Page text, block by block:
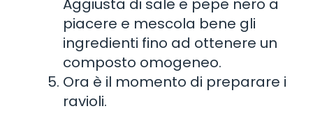
Aggiusta di sale e pepe nero a
piacere e mescola bene gli
ingredienti fino ad ottenere un
composto omogeneo.
Ora è il momento di preparare i
ravioli.